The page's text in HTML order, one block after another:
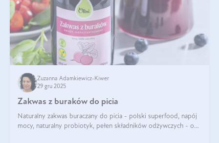
Zuzanna Adamkiewicz-Kiwer
29 gru 2025
Zakwas z buraków do picia
Naturalny zakwas buraczany do picia - polski superfood, napój
mocy, naturalny probiotyk, pełen składników odżywczych - o